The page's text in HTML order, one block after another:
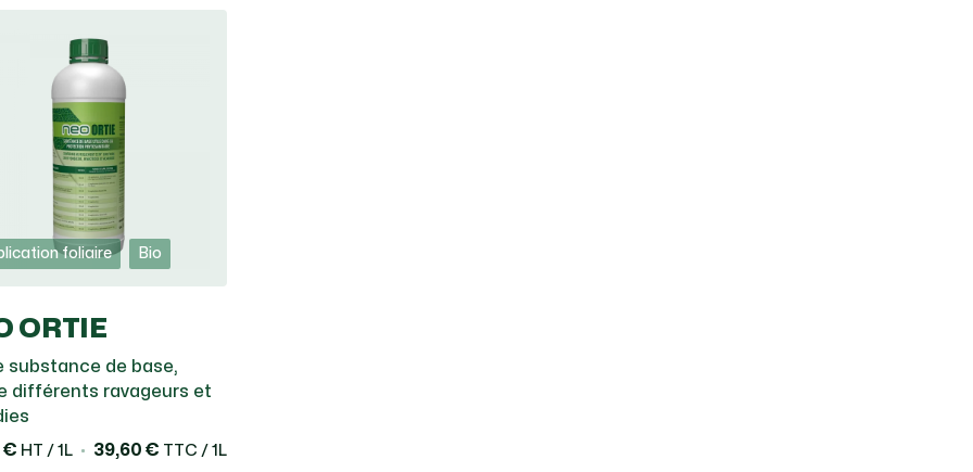
foliaire Bio
ORTIE
substance de base,
différents ravageurs et
€ HT / 1L 39,60 € TTC / 1L